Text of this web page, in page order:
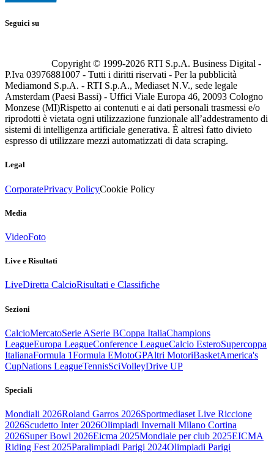
Seguici su
Copyright © 1999-2026 RTI S.p.A. Business Digital -
P.Iva 03976881007 - Tutti i diritti riservati - Per la pubblicità
Mediamond S.p.A. - RTI S.p.A., Mediaset N.V., sede legale
Amsterdam (Paesi Bassi) - Uffici Viale Europa 46, 20093 Cologno
Monzese (MI)Rispetto ai contenuti e ai dati personali trasmessi e/o
riprodotti è vietata ogni utilizzazione funzionale all’addestramento di
sistemi di intelligenza artificiale generativa. È altresì fatto divieto
espresso di utilizzare mezzi automatizzati di data scraping.
Legal
CorporatePrivacy PolicyCookie Policy
Media
VideoFoto
Live e Risultati
LiveDiretta CalcioRisultati e Classifiche
Sezioni
CalcioMercatoSerie ASerie BCoppa ItaliaChampions
LeagueEuropa LeagueConference LeagueCalcio EsteroSupercoppa
ItalianaFormula 1Formula EMotoGPAltri MotoriBasketAmerica's
CupNations LeagueTennisSciVolleyDrive UP
Speciali
Mondiali 2026Roland Garros 2026Sportmediaset Live Riccione
2026Scudetto Inter 2026Olimpiadi Invernali Milano Cortina
2026Super Bowl 2026Eicma 2025Mondiale per club 2025EICMA
Riding Fest 2025Paralimpiadi Parigi 2024Olimpiadi Parigi